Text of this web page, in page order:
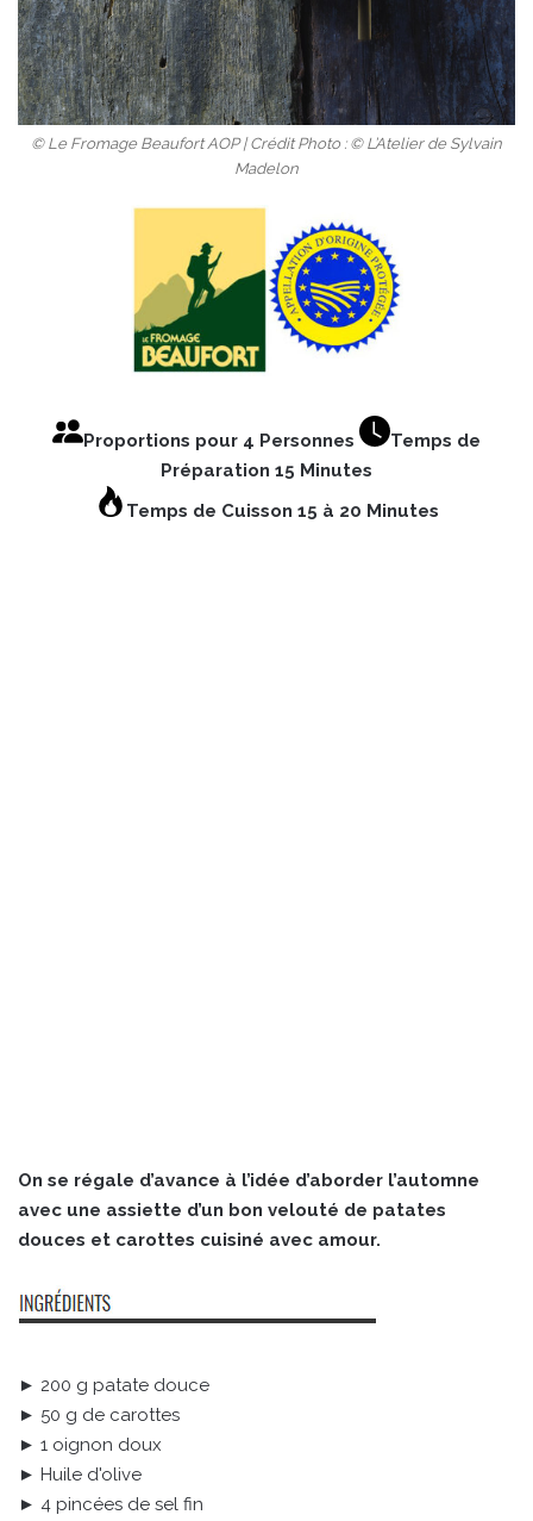
© Le Fromage Beaufort AOP | Crédit Photo : © L’Atelier de Sylvain
Madelon
Proportions pour 4 Personnes
Temps de
Préparation 15 Minutes
Temps de Cuisson 15 à 20 Minutes
On se régale d’avance à l’idée d’aborder l’automne
avec une assiette d’un bon velouté de patates
douces et carottes cuisiné avec amour.
► 200 g patate douce
► 50 g de carottes
► 1 oignon doux
► Huile d'olive
► 4 pincées de sel fin